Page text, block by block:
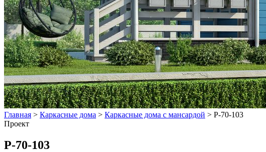
Главная > Каркасные дома > Каркасные дома с мансардой > Р-70-103
Проект
Р-70-103